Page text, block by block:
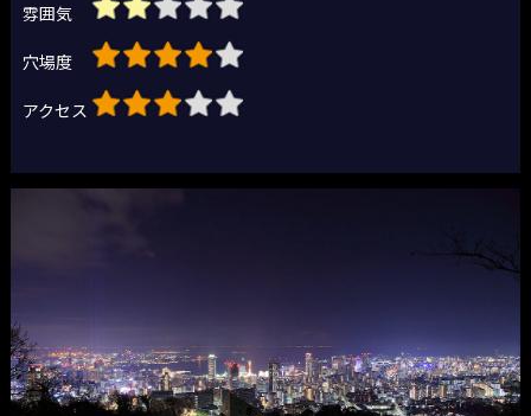
雰囲気
穴場度
アクセス